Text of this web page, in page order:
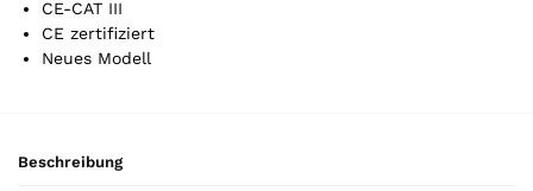
i
CE-CAT III
CE zertifiziert
Neues Modell
Beschreibung